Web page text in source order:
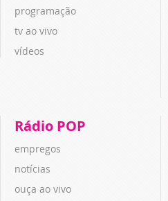
programação
tv ao vivo
vídeos
Rádio POP
empregos
notícias
ouça ao vivo